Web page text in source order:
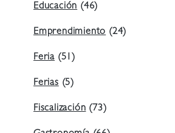
Educación (46)
Emprendimiento (24)
Feria (51)
Ferias (5)
Fiscalización (73)